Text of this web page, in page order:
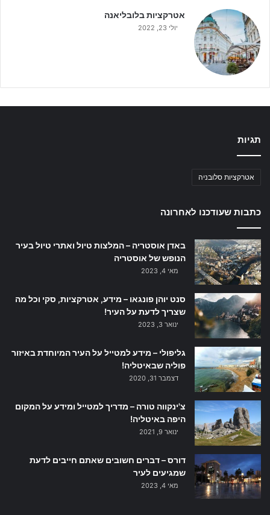
אטרקציות בלובליאנה
יולי 23, 2022
תגיות
אטרקציות סלובניה
כתבות שעודכנו לאחרונה
באדן אוסטריה – המלצות טיול ואתרי טיול בעיר
הנופש של אוסטריה
מאי 4, 2023
סנט יוהן פונגאו – מידע, אטרקציות, סקי וכל מה
שצריך לדעת על העיר!
ינואר 3, 2023
גליפולי – מידע למטייל על העיר המיוחדת באיזור
פוליה שבאיטליה!
דצמבר 31, 2020
צ'ינקווה טורה – מדריך למטייל ומידע על המקום
היפה באיטליה!
ינואר 9, 2021
דורס – דברים חשובים שאתם חייבים לדעת
שמגיעים לעיר
מאי 4, 2023